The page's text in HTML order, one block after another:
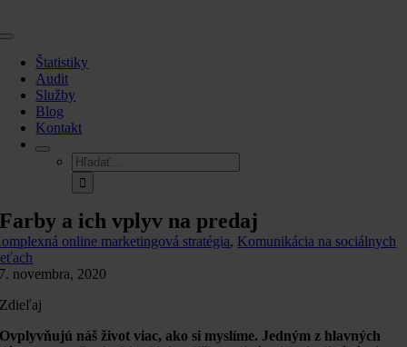
to
Toggle
NavigationŠtatistiky
Audit
Služby
Blog
Kontakt
Hľadať:
Farby a ich vplyv na predaj
online marketingová stratégia, Komunikácia na sociálnych
novembra, 2020
Zdieľaj
Ovplyvňujú náš život viac, ako si myslíme. Jedným z hlavných